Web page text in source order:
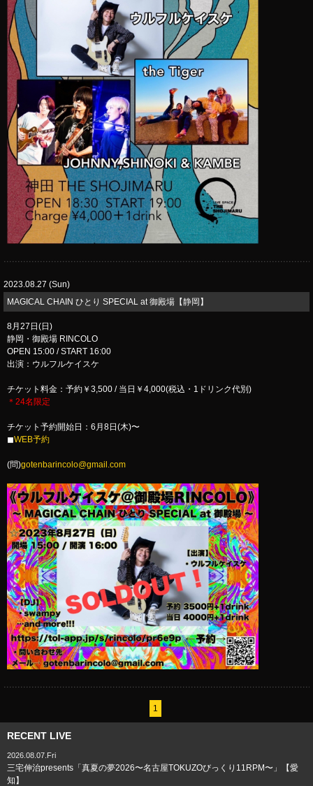
2023.08.27 (Sun)
​MAGICAL CHAIN ひとり SPECIAL at 御殿場【静岡】
8月27日(日)
静岡・御殿場 RINCOLO
OPEN 15:00 / START 16:00
出演：ウルフルケイスケ
チケット料金：予約￥3,500 / 当日￥4,000(税込・1ドリンク代別)
＊24名限定
チケット予約開始日：6月8日(木)〜
◼︎WEB予約
(問)gotenbarincolo@gmail.com
1
RECENT LIVE
2026.08.07.Fri
三宅伸治presents「真夏の夢2026〜名古屋TOKUZOびっくり11RPM〜」【愛
知】